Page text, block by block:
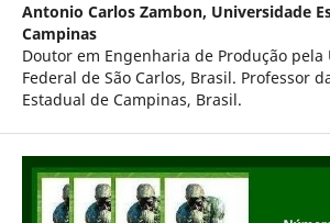
Antonio Carlos Zambon, Universidade
Campinas
Doutor em Engenharia de Produção pela
Federal de São Carlos, Brasil. Professor
Estadual de Campinas, Brasil.